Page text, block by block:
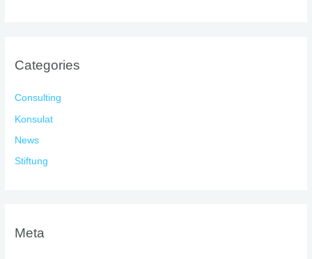
Categories
Consulting
Konsulat
News
Stiftung
Meta